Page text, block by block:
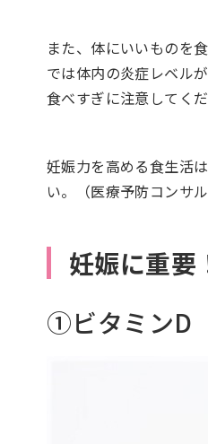
また、体にいいものを
では体内の炎症レベル
食べすぎに注意してくだ
妊娠力を高める食生活
い。（医療予防コンサ
妊娠に重要
①ビタミンD